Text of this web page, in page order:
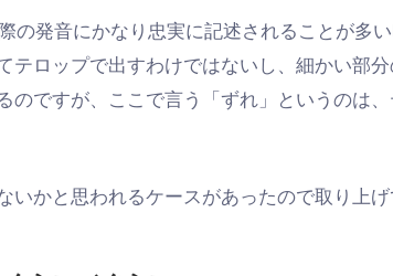
の発音にかなり忠実に記述されることが
テロップで出すわけではないし、細かい部
のですが、ここで言う「ずれ」というのは
いかと思われるケースがあったので取り上げ